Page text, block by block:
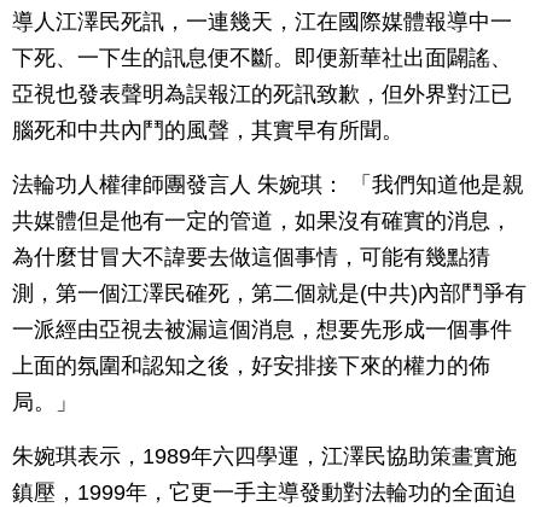
導人江澤民死訊，一連幾天，江在國際媒體報導中一
下死、一下生的訊息便不斷。即便新華社出面闢謠、
亞視也發表聲明為誤報江的死訊致歉，但外界對江已
腦死和中共內鬥的風聲，其實早有所聞。
法輪功人權律師團發言人 朱婉琪： 「我們知道他是親
共媒體但是他有一定的管道，如果沒有確實的消息，
為什麼甘冒大不諱要去做這個事情，可能有幾點猜
測，第一個江澤民確死，第二個就是(中共)內部鬥爭有
一派經由亞視去被漏這個消息，想要先形成一個事件
上面的氛圍和認知之後，好安排接下來的權力的佈
局。」
朱婉琪表示，1989年六四學運，江澤民協助策畫實施
鎮壓，1999年，它更一手主導發動對法輪功的全面迫